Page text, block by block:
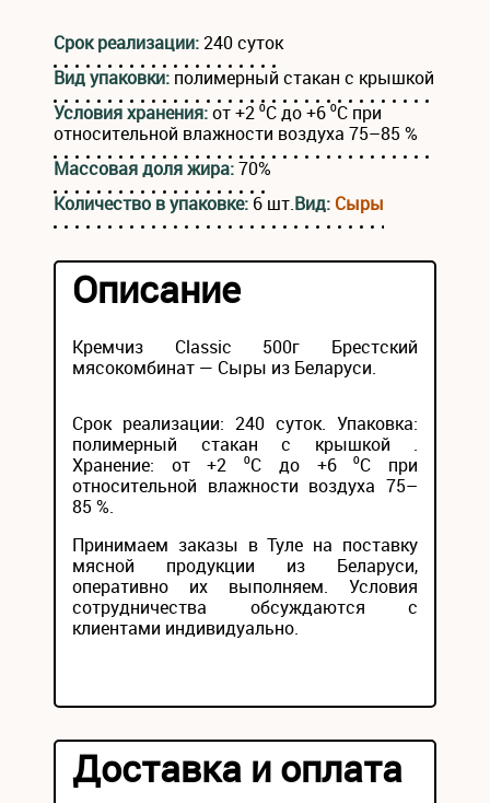
Срок реализации:240 суток
Вид упаковки: полимерный стакан с крышкой
Условия хранения:от +2 ⁰С до +6 ⁰С при
относительной влажности воздуха 75–85 %
Массовая доля жира:70%
Количество в упаковке: 6 шт.Вид: Сыры
Описание
Кремчиз Classic 500г Брестский
мясокомбинат — Сыры из Беларуси.
Срок реализации: 240 суток. Упаковка:
полимерный стакан с крышкой .
Хранение: от +2 ⁰С до +6 ⁰С при
относительной влажности воздуха 75–
85 %.
Принимаем заказы в Туле на поставку
мясной продукции из Беларуси,
оперативно их выполняем. Условия
сотрудничества обсуждаются с
клиентами индивидуально.
Доставка и оплата